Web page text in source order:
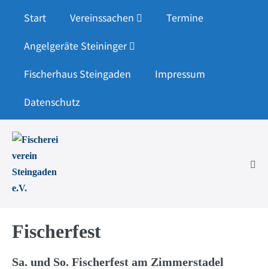
Inhalt
springen
Start Vereinssachen
Termine
Angelgeräte Steininger
Fischerhaus Steingaden
Impressum
Datenschutz
Fischerfest
Sa. und So. Fischerfest am Zimmerstadel